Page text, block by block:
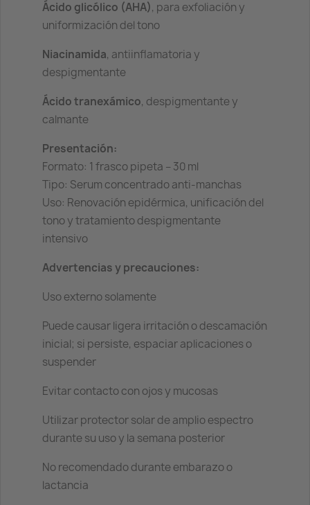
Ácido glicólico (AHA), para exfoliación y
uniformización del tono
Niacinamida, antiinflamatoria y
despigmentante
Ácido tranexámico, despigmentante y
calmante
Presentación:
Formato: 1 frasco pipeta – 30 ml
Tipo: Serum concentrado anti-manchas
Uso: Renovación epidérmica, unificación del
tono y tratamiento despigmentante
intensivo
Advertencias y precauciones:
Uso externo solamente
Puede causar ligera irritación o descamación
inicial; si persiste, espaciar aplicaciones o
suspender
Evitar contacto con ojos y mucosas
Utilizar protector solar de amplio espectro
durante su uso y la semana posterior
No recomendado durante embarazo o
lactancia